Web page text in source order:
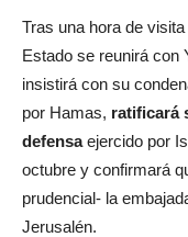
Tras una hora de
Estado se reunirá con
insistirá con su
por Hamas, ratificará
defensaejercido por
octubre y confirmará
prudencial- la
Jerusalén.